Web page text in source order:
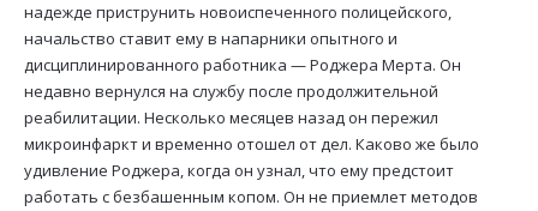
надежде приструнить новоиспеченного полицейского,
начальство ставит ему в напарники опытного и
дисциплинированного работника — Роджера Мерта. Он
недавно вернулся на службу после продолжительной
реабилитации. Несколько месяцев назад он пережил
микроинфаркт и временно отошел от дел. Каково же было
удивление Роджера, когда он узнал, что ему предстоит
работать с безбашенным копом. Он не приемлет методов